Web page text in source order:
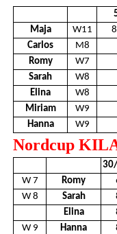
Maja
W11
Carlos
M8
Romy
W7
Sarah
W8
Elina
W8
Miriam
W9
Hanna
W9
Nordcup
W 7
Romy
W 8
Sarah
Elina
W 9
Hanna